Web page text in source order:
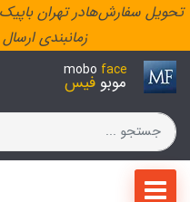
تحویل سفارش‌هادر تهران
زمانبندی
mobo face
موبو فیس